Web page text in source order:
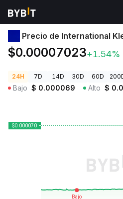
Precios de Criptomonedas Precio
Precio de International
$0.00007023+1.54%
24H 7D 14D 30D 60D
Bajo $ 0.000069 Alto $